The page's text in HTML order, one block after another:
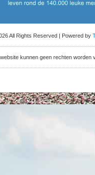
All Rights Reserved | Powered by
kunnen geen rechten worden